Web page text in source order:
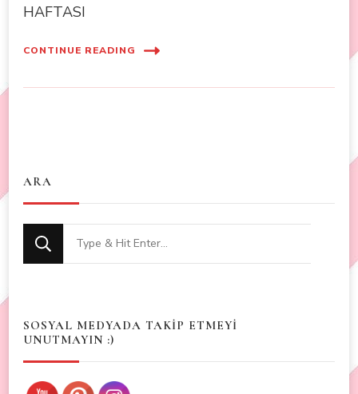
HAFTASI
CONTINUE READING
ARA
Looking
for
SOSYAL MEDYADA TAKİP ETMEYİ
UNUTMAYIN :)